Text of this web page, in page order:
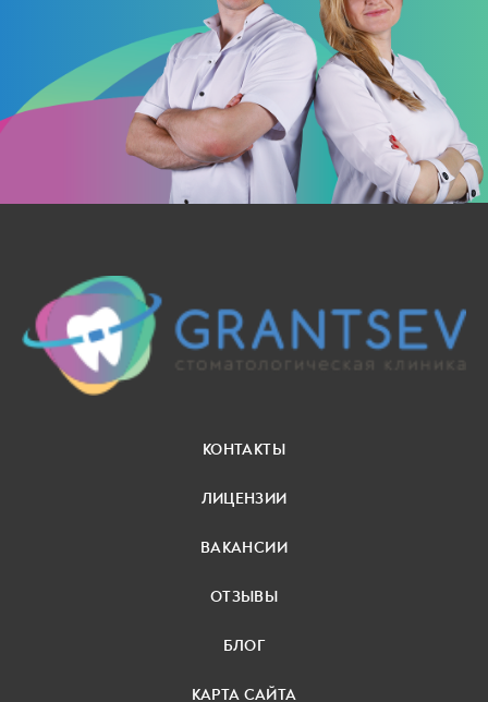
КОНТАКТЫ
ЛИЦЕНЗИИ
ВАКАНСИИ
ОТЗЫВЫ
БЛОГ
КАРТА САЙТА